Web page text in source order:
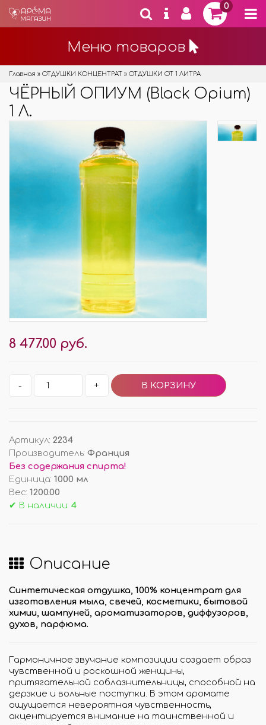
0
Меню товаров
Главная » ОТДУШКИ КОНЦЕНТРАТ » ОТДУШКИ ОТ 1 ЛИТРА
ЧЁРНЫЙ ОПИУМ (Black Opium)
1 Л.
8 477.00 руб.
- +
Артикул: 2234
Производитель: Франция
Без содержания спирта!
Единица: 1000 мл
Вес: 1200.00
✔ В наличии: 4
Описание
Синтетическая отдушка, 100% концентрат для
изготовления мыла, свечей, косметики, бытовой
химии, шампуней, ароматизаторов, диффузоров,
духов, парфюма.
Гармоничное звучание композиции создает образ
чувственной и роскошной женщины,
притягательной соблазнительницы, способной на
дерзкие и вольные поступки. В этом аромате
ощущается невероятная чувственность,
акцентируется внимание на таинственной и